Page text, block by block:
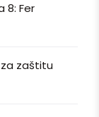
8: Fer
zaštitu